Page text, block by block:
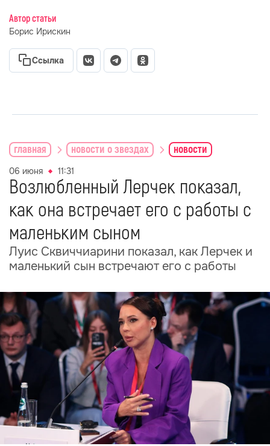
Автор статьи
Борис Ирискин
Ссылка
главная новости о звездах новости
06 июня 11:31
Возлюбленный Лерчек показал,
как она встречает его с работы с
маленьким сыном
Луис Сквиччиарини показал, как Лерчек и
маленький сын встречают его с работы